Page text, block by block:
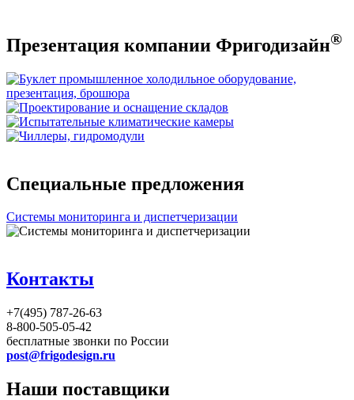
Презентация компании Фригодизайн®
Специальные предложения
Системы мониторинга и диспетчеризации
Контакты
+7(495) 787-26-63
8-800-505-05-42
бесплатные звонки по России
post@frigodesign.ru
Наши поставщики